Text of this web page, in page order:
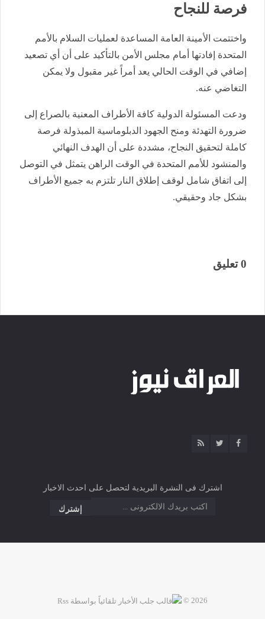
فرصة للنجاح
​واختتمت الأمينة العامة المساعدة لعمليات السلام بالأمم
المتحدة إفادتها أمام مجلس الأمن بالتأكيد على أن أي تصعيد
إضافي في الوقت الحالي يعد أمراً غير مقبول ولا يمكن
التغاضي عنه.
​ودعت المسئولة الدولية كافة الأطراف المعنية بالصراع إلى
ضرورة التهدئة ومنح الجهود الدبلوماسية المبذولة فرصة
كاملة لتحقيق النجاح، مشددة على أن الهدف النهائي
والمنشود للأمم المتحدة في الوقت الراهن يتمثل في التوصل
إلى اتفاق شامل لوقف إطلاق النار تلتزم به جميع الأطراف
بشكل جاد وحقيقي.
0 تعليق
اشترك فى النشرة البريدية لتحصل على احدث الاخبار
2026 ©